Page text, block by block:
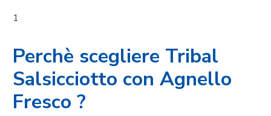
1
Perchè scegliere Tribal
Salsicciotto con Agnello
Fresco ?